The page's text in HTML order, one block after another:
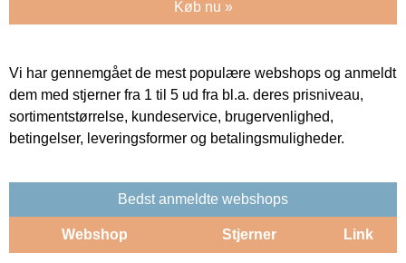
Køb nu »
Vi har gennemgået de mest populære webshops og anmeldt
dem med stjerner fra 1 til 5 ud fra bl.a. deres prisniveau,
sortimentstørrelse, kundeservice, brugervenlighed,
betingelser, leveringsformer og betalingsmuligheder.
Bedst anmeldte webshops
Webshop Stjerner Link